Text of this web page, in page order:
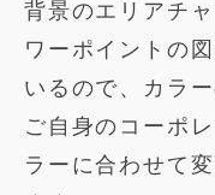
背景のエリアチ
ワーポイントの
いるので、カラ
ご自身のコーポ
ラーに合わせて